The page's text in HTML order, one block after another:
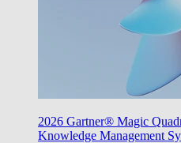
2026 Gartner® Magic
Knowledge Management